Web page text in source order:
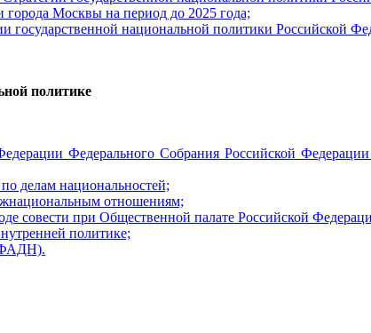
Москвы на период до 2025 года;
государственной национальной политики Российской
политике
Федерального Собрания Российской
делам национальностей;
отношениям;
совести при Общественной палате Российской
политике;